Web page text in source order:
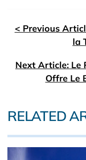
< Previous
la
Next Article: Le
Offre Le
RELATED